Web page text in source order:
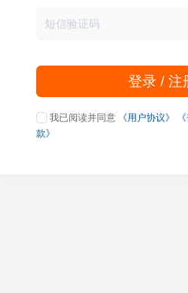
登录 / 注
我已阅读并同意 《用户协议》
款》